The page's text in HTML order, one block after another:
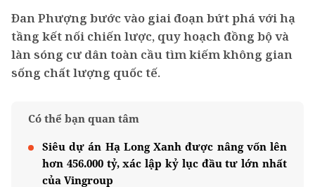
Đan Phượng bước vào giai đoạn bứt phá với hạ
tầng kết nối chiến lược, quy hoạch đồng bộ và
làn sóng cư dân toàn cầu tìm kiếm không gian
sống chất lượng quốc tế.
Có thể bạn quan tâm
Siêu dự án Hạ Long Xanh được nâng vốn lên
hơn 456.000 tỷ, xác lập kỷ lục đầu tư lớn nhất
của Vingroup